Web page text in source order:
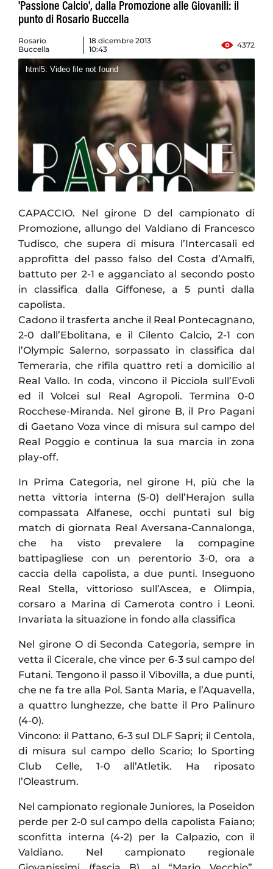
'Passione Calcio', dalla Promozione alle Giovanili: il
punto di Rosario Buccella
Rosario
Buccella
18 dicembre 2013
10:43
4372
html5: Video file not found
CAPACCIO. Nel girone D del campionato di
Promozione, allungo del Valdiano di Francesco
Tudisco, che supera di misura l’Intercasali ed
approfitta del passo falso del Costa d’Amalfi,
battuto per 2-1 e agganciato al secondo posto
in classifica dalla Giffonese, a 5 punti dalla
capolista.
Cadono il trasferta anche il Real Pontecagnano,
2-0 dall’Ebolitana, e il Cilento Calcio, 2-1 con
l’Olympic Salerno, sorpassato in classifica dal
Temeraria, che rifila quattro reti a domicilio al
Real Vallo. In coda, vincono il Picciola sull’Evoli
ed il Volcei sul Real Agropoli. Termina 0-0
Rocchese-Miranda. Nel girone B, il Pro Pagani
di Gaetano Voza vince di misura sul campo del
Real Poggio e continua la sua marcia in zona
play-off.
In Prima Categoria, nel girone H, più che la
netta vittoria interna (5-0) dell’Herajon sulla
compassata Alfanese, occhi puntati sul big
match di giornata Real Aversana-Cannalonga,
che ha visto prevalere la compagine
battipagliese con un perentorio 3-0, ora a
caccia della capolista, a due punti. Inseguono
Real Stella, vittorioso sull’Ascea, e Olimpia,
corsaro a Marina di Camerota contro i Leoni.
Invariata la situazione in fondo alla classifica
Nel girone O di Seconda Categoria, sempre in
vetta il Cicerale, che vince per 6-3 sul campo del
Futani. Tengono il passo il Vibovilla, a due punti,
che ne fa tre alla Pol. Santa Maria, e l’Aquavella,
a quattro lunghezze, che batte il Pro Palinuro
(4-0).
Vincono: il Pattano, 6-3 sul DLF Sapri; il Centola,
di misura sul campo dello Scario; lo Sporting
Club Celle, 1-0 all’Atletik. Ha riposato
l’Oleastrum.
Nel campionato regionale Juniores, la Poseidon
perde per 2-0 sul campo della capolista Faiano;
sconfitta interna (4-2) per la Calpazio, con il
Valdiano. Nel campionato regionale